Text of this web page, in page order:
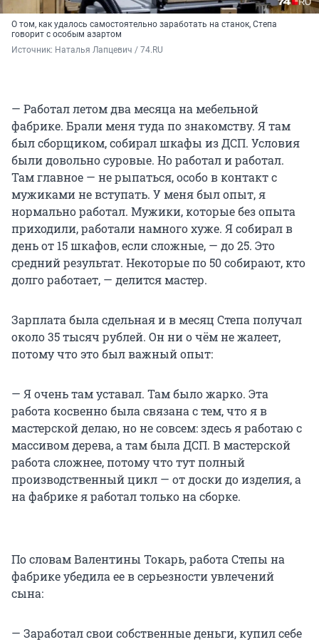
О том, как удалось самостоятельно заработать на станок, Степа
говорит с особым азартом
Источник: Наталья Лапцевич / 74.RU
— Работал летом два месяца на мебельной
фабрике. Брали меня туда по знакомству. Я там
был сборщиком, собирал шкафы из ДСП. Условия
были довольно суровые. Но работал и работал.
Там главное — не рыпаться, особо в контакт с
мужиками не вступать. У меня был опыт, я
нормально работал. Мужики, которые без опыта
приходили, работали намного хуже. Я собирал в
день от 15 шкафов, если сложные, — до 25. Это
средний результат. Некоторые по 50 собирают, кто
долго работает, — делится мастер.
Зарплата была сдельная и в месяц Степа получал
около 35 тысяч рублей. Он ни о чём не жалеет,
потому что это был важный опыт:
— Я очень там уставал. Там было жарко. Эта
работа косвенно была связана с тем, что я в
мастерской делаю, но не совсем: здесь я работаю с
массивом дерева, а там была ДСП. В мастерской
работа сложнее, потому что тут полный
производственный цикл — от доски до изделия, а
на фабрике я работал только на сборке.
По словам Валентины Токарь, работа Степы на
фабрике убедила ее в серьезности увлечений
сына:
— Заработал свои собственные деньги, купил себе